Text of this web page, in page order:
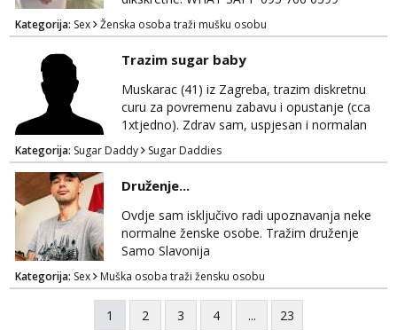
Kategorija: Sex Ženska osoba traži mušku osobu
Trazim sugar baby
Muskarac (41) iz Zagreba, trazim diskretnu
curu za povremenu zabavu i opustanje (cca
1xtjedno). Zdrav sam, uspjesan i normalan
muskarca koji je spreman financijski cijeniti
tvoje vrijeme i trud. Ako smatras da imas sto
ponuditi, javi se s par rijeci o sebi, tome sto
trazis/ocekujes i fotkama na; Telegram
@GentAnte WA 0955812207
Kategorija: Sugar Daddy Sugar Daddies
Druženje...
Ovdje sam isključivo radi upoznavanja neke
normalne ženske osobe. Tražim druženje
Samo Slavonija
Kategorija: Sex Muška osoba traži žensku osobu
1 2 3 4 ... 23